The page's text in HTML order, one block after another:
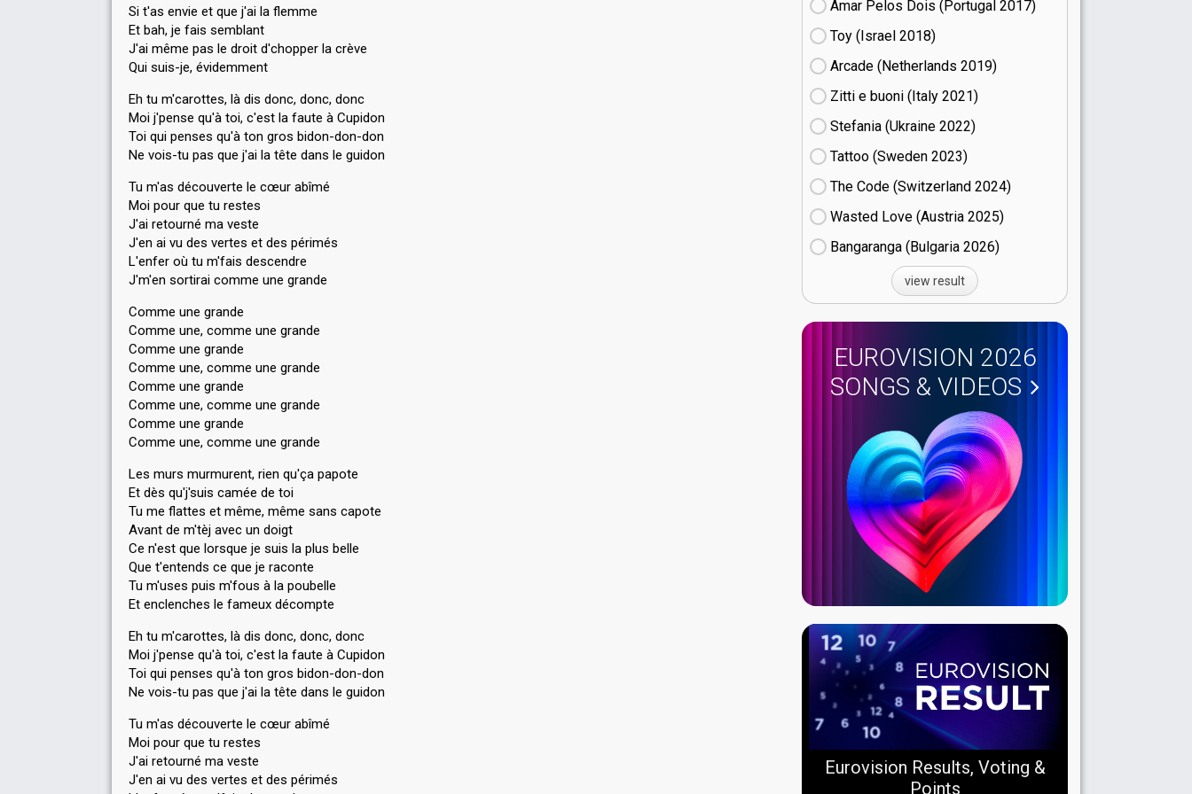
Si t'as envie et que j'ai la flemme
Et bah, je fais semblant
J'ai même pas le droit d'chopper la crève
Qui suis-je, évidemment
Eh tu m'carottes, là dis donc, donc, donc
Moi j'pense qu'à toi, c'est la faute à Cupidon
Toi qui penses qu'à ton gros bidon-don-don
Ne vois-tu pas que j'ai la tête dans le guidon
Tu m'as découverte le cœur abîmé
Moi pour que tu restes
J'ai retourné ma veste
J'en ai vu des vertes et des périmés
L'enfer où tu m'fais descendre
J'm'en sortirai comme une grande
Comme une grande
Comme une, comme une grande
Comme une grande
Comme une, comme une grande
Comme une grande
Comme une, comme une grande
Comme une grande
Comme une, comme une grande
Les murs murmurent, rien qu'ça papote
Et dès qu'j'suis camée de toi
Tu me flattes et même, même sans capote
Avant de m'tèj avec un doigt
Ce n'est que lorsque je suis la plus belle
Que t'entends ce que je raconte
Tu m'uses puis m'fous à la poubelle
Et enclenches le fameux décompte
Eh tu m'carottes, là dis donc, donc, donc
Moi j'pense qu'à toi, c'est la faute à Cupidon
Toi qui penses qu'à ton gros bidon-don-don
Ne vois-tu pas que j'ai la tête dans le guidon
Tu m'as découverte le cœur abîmé
Moi pour que tu restes
J'ai retourné ma veste
J'en ai vu des vertes et des périmés
Amar Pelos Dois (Portugal
17)
Toy (Israel
18)
Arcade (Netherlands
19)
Zitti e buoni​ (Italy
21)
Stefania (Ukraine
22)
Tattoo (Sweden
23)
The Code (Switzerland
24)
Wasted Love (Austria
25)
Bangaranga (Bulgaria
26)
view result
EUROVISION 2026
SONGS & VIDEOS
Eurovision Results, Voting &
Points